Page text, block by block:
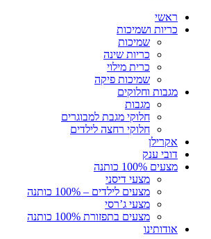
ראשי
כריות ושמיכות
שמיכות
כריות שינה
כרית מילוי
שמיכות פיקה
מגבות וחלוקים
מגבות
חלוקי מגבת למבוגרים
חלוקי רחצה לילדים
אקרילן
דובי ענק
מצעים 100% כותנה
מצעי דיסני
מצעים לילדים – 100% כותנה
מצעי ג’רסי
מצעים בתפזורת 100% כותנה
אודותינו